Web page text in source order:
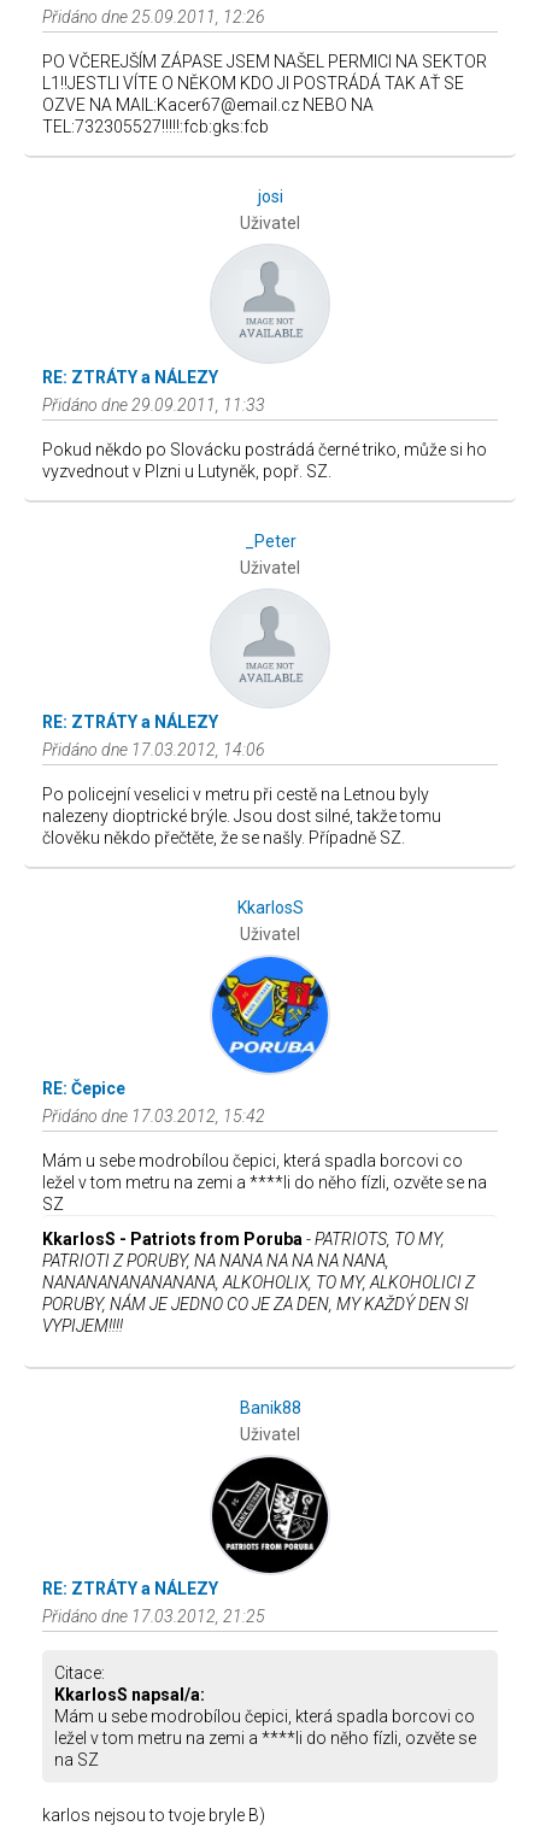
Přidáno dne 25.09.2011, 12:26
PO VČEREJŠÍM ZÁPASE JSEM NAŠEL PERMICI NA SEKTOR
L1!!JESTLI VÍTE O NĚKOM KDO JI POSTRÁDÁ TAK AŤ SE
OZVE NA MAIL:Kacer67@email.cz NEBO NA
TEL:732305527!!!!!:fcb:gks:fcb
josi
Uživatel
RE: ZTRÁTY a NÁLEZY
Přidáno dne 29.09.2011, 11:33
Pokud někdo po Slovácku postrádá černé triko, může si ho
vyzvednout v Plzni u Lutyněk, popř. SZ.
_Peter
Uživatel
RE: ZTRÁTY a NÁLEZY
Přidáno dne 17.03.2012, 14:06
Po policejní veselici v metru při cestě na Letnou byly
nalezeny dioptrické brýle. Jsou dost silné, takže tomu
člověku někdo přečtěte, že se našly. Případně SZ.
KkarlosS
Uživatel
RE: Čepice
Přidáno dne 17.03.2012, 15:42
Mám u sebe modrobílou čepici, která spadla borcovi co
ležel v tom metru na zemi a ****li do něho fízli, ozvěte se na
SZ
KkarlosS - Patriots from Poruba -PATRIOTS, TO MY,
PATRIOTI Z PORUBY, NA NANA NA NA NA NANA,
NANANANANANANANA, ALKOHOLIX, TO MY, ALKOHOLICI Z
PORUBY, NÁM JE JEDNO CO JE ZA DEN, MY KAŽDÝ DEN SI
VYPIJEM!!!!
Banik88
Uživatel
RE: ZTRÁTY a NÁLEZY
Přidáno dne 17.03.2012, 21:25
Citace:
KkarlosS napsal/a:
Mám u sebe modrobílou čepici, která spadla borcovi co
ležel v tom metru na zemi a ****li do něho fízli, ozvěte se
na SZ
karlos nejsou to tvoje bryle B)